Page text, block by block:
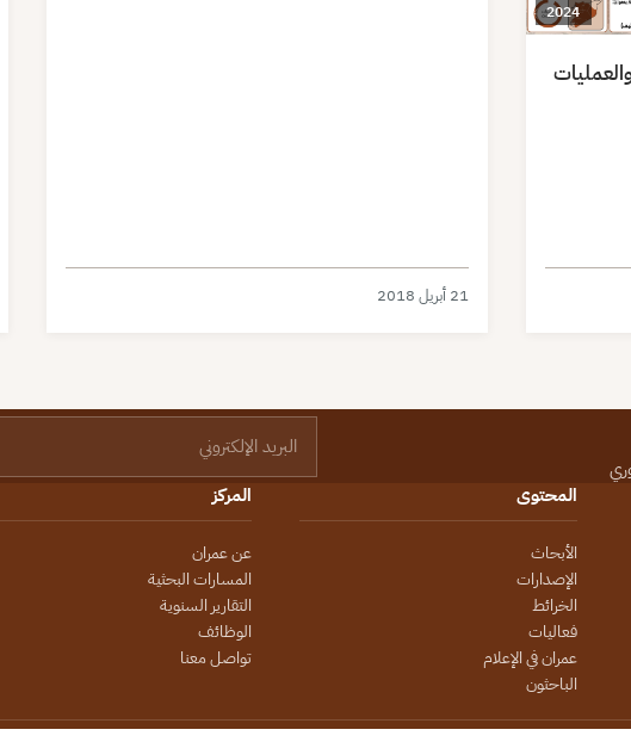
2024
21 أبريل 2018
المحتوى
الأبحاث
الإصدارات
الخرائط
فعاليات
عمران في الإعلام
الباحثون
المركز
عن عمران
المسارات البحثية
التقارير السنوية
الوظائف
تواصل معنا